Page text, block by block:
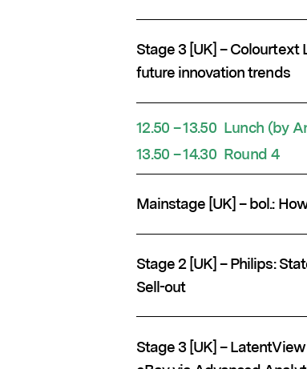
Stage 3 [UK] – Colourtext
future innovation trends
12.50 – 13.50 Lunch
13.50 – 14.30 Round 4
Mainstage [UK] – bol.:
Stage 2 [UK] – Philips:
Sell-out
Stage 3 [UK] –